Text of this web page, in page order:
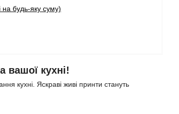
будь-яку суму)
вашої кухні!
кухні. Яскраві живі принти стануть